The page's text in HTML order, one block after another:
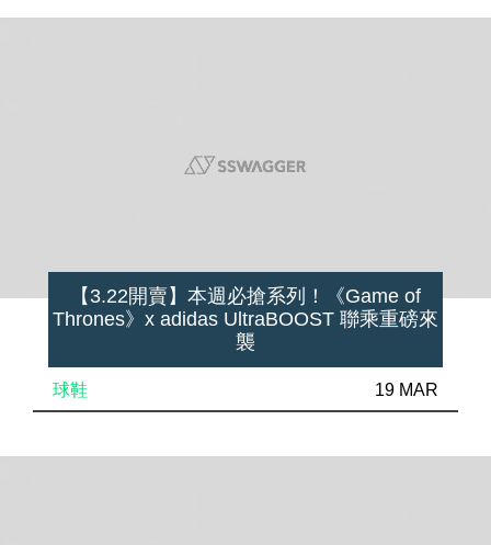
【3.22開賣】本週必搶系列！《Game of
Thrones》x adidas UltraBOOST 聯乘重磅來
襲
球鞋 19 MAR